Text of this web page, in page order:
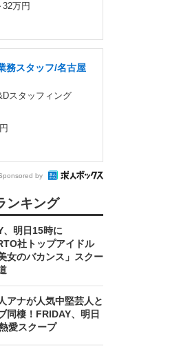
32万円
務スタッフ/名古屋
スタッフィング
by
ンキング
、明日15時に
社トップアイドル
女のバカンス」スクー
アナが人気中堅芸人と
同棲！FRIDAY、明日
愛スクープ